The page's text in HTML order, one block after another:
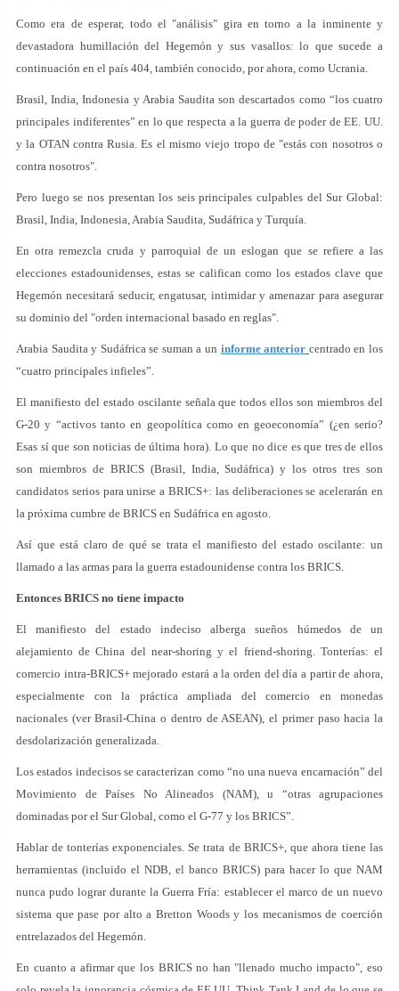
Como era de esperar, todo el "análisis" gira en torno a la inminente y
devastadora humillación del Hegemón y sus vasallos: lo que sucede a
continuación en el país 404, también conocido, por ahora, como Ucrania.
Brasil, India, Indonesia y Arabia Saudita son descartados como “los cuatro
principales indiferentes” en lo que respecta a la guerra de poder de EE. UU.
y la OTAN contra Rusia. Es el mismo viejo tropo de "estás con nosotros o
contra nosotros".
Pero luego se nos presentan los seis principales culpables del Sur Global:
Brasil, India, Indonesia, Arabia Saudita, Sudáfrica y Turquía.
En otra remezcla cruda y parroquial de un eslogan que se refiere a las
elecciones estadounidenses, estas se califican como los estados clave que
Hegemón necesitará seducir, engatusar, intimidar y amenazar para asegurar
su dominio del "orden internacional basado en reglas".
Arabia Saudita y Sudáfrica se suman a un informe anterior centrado en los
“cuatro principales infieles”.
El manifiesto del estado oscilante señala que todos ellos son miembros del
G-20 y “activos tanto en geopolítica como en geoeconomía” (¿en serio?
Esas sí que son noticias de última hora). Lo que no dice es que tres de ellos
son miembros de BRICS (Brasil, India, Sudáfrica) y los otros tres son
candidatos serios para unirse a BRICS+: las deliberaciones se acelerarán en
la próxima cumbre de BRICS en Sudáfrica en agosto.
Así que está claro de qué se trata el manifiesto del estado oscilante: un
llamado a las armas para la guerra estadounidense contra los BRICS.
Entonces BRICS no tiene impacto
El manifiesto del estado indeciso alberga sueños húmedos de un
alejamiento de China del near-shoring y el friend-shoring. Tonterías: el
comercio intra-BRICS+ mejorado estará a la orden del día a partir de ahora,
especialmente con la práctica ampliada del comercio en monedas
nacionales (ver Brasil-China o dentro de ASEAN), el primer paso hacia la
desdolarización generalizada.
Los estados indecisos se caracterizan como “no una nueva encarnación” del
Movimiento de Países No Alineados (NAM), u “otras agrupaciones
dominadas por el Sur Global, como el G-77 y los BRICS”.
Hablar de tonterías exponenciales. Se trata de BRICS+, que ahora tiene las
herramientas (incluido el NDB, el banco BRICS) para hacer lo que NAM
nunca pudo lograr durante la Guerra Fría: establecer el marco de un nuevo
sistema que pase por alto a Bretton Woods y los mecanismos de coerción
entrelazados del Hegemón.
En cuanto a afirmar que los BRICS no han "llenado mucho impacto", eso